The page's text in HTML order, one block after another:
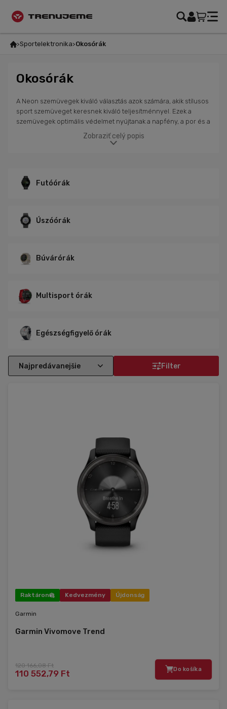
Sportelektronika Okosórák
Okosórák
A Neon szemüvegek kiváló választás azok számára, akik stílusos
sport szemüveget keresnek kiváló teljesítménnyel. Ezek a
szemüvegek optimális védelmet nyújtanak a napfény, a por és a
szennyeződések ellen. Modern dizájnjuk, könnyű és ellenálló
anyagaik biztosítják a kényelmet és stabilitást a nehéz
biztonságban és stílusosan fogod érezni magad, legyen szó
Zobraziť celý popis
Futóórák
Úszóórák
Búvárórák
Multisport órák
Egészségfigyelő órák
Filter
Raktáron Kedvezmény Újdonság
Garmin
Garmin Vivomove Trend
120 166,08 Ft
110 552,79 Ft Do košíka